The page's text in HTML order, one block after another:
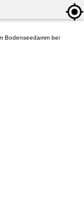
Bodenseedamm bei